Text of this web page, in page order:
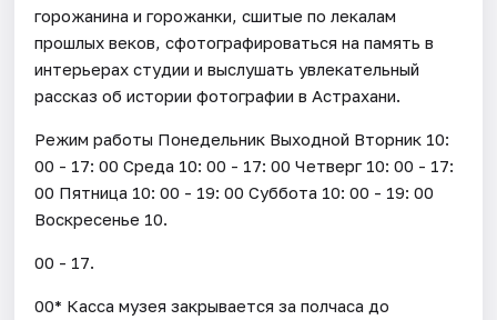
горожанина и горожанки, сшитые по лекалам
прошлых веков, сфотографироваться на память в
интерьерах студии и выслушать увлекательный
рассказ об истории фотографии в Астрахани.
Режим работы Понедельник Выходной Вторник 10:
00 - 17: 00 Среда 10: 00 - 17: 00 Четверг 10: 00 - 17:
00 Пятница 10: 00 - 19: 00 Суббота 10: 00 - 19: 00
Воскресенье 10.
00 - 17.
00* Касса музея закрывается за полчаса до